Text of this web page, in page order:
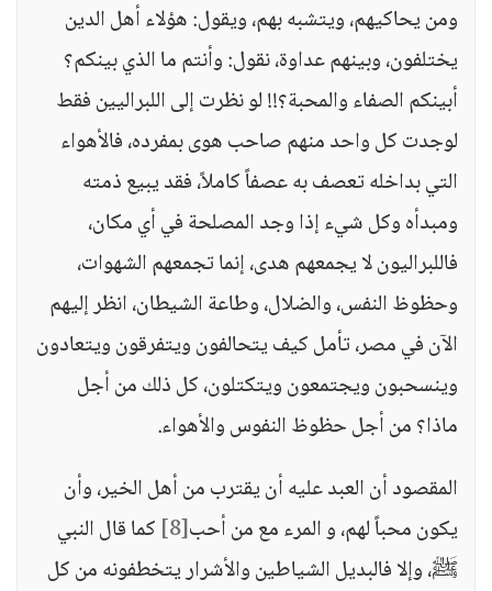
ومن يحاكيهم، ويتشبه بهم، ويقول: هؤلاء أهل الدين
يختلفون، وبينهم عداوة، نقول: وأنتم ما الذي بينكم؟
أبينكم الصفاء والمحبة؟!! لو نظرت إلى اللبراليين فقط
لوجدت كل واحد منهم صاحب هوى بمفرده، فالأهواء
التي بداخله تعصف به عصفاً كاملاً، فقد يبيع ذمته
ومبدأه وكل شيء إذا وجد المصلحة في أي مكان،
فاللبراليون لا يجمعهم هدى، إنما تجمعهم الشهوات،
وحظوظ النفس، والضلال، وطاعة الشيطان، انظر إليهم
الآن في مصر، تأمل كيف يتحالفون ويتفرقون ويتعادون
وينسحبون ويجتمعون ويتكتلون، كل ذلك من أجل
ماذا؟ من أجل حظوظ النفوس والأهواء.
المقصود أن العبد عليه أن يقترب من أهل الخير، وأن
يكون محباً لهم، و المرء مع من أحب[8]
كما قال النبي
ﷺ، وإلا فالبديل الشياطين والأشرار يتخطفونه من كل